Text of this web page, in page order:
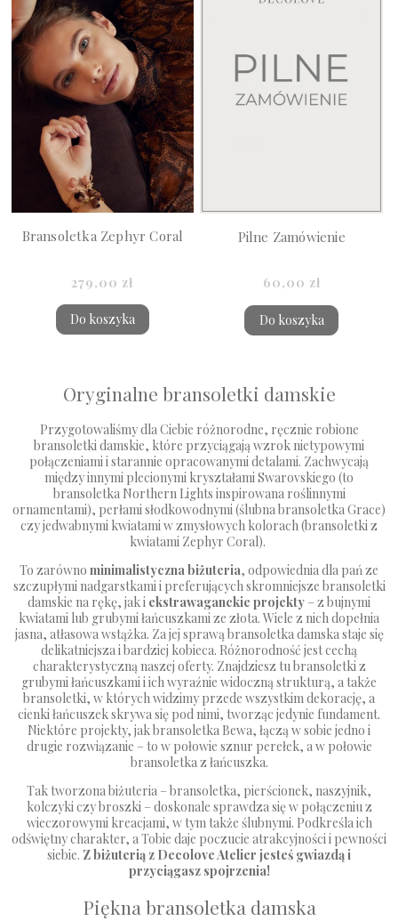
Bransoletka Zephyr Coral
279,00 zł
Do koszyka
Pilne Zamówienie
60,00 zł
Do koszyka
Oryginalne bransoletki damskie
Przygotowaliśmy dla Ciebie różnorodne, ręcznie robione
bransoletki damskie, które przyciągają wzrok nietypowymi
połączeniami i starannie opracowanymi detalami. Zachwycają
między innymi plecionymi kryształami Swarovskiego (to
bransoletka Northern Lights inspirowana roślinnymi
ornamentami), perłami słodkowodnymi (ślubna bransoletka Grace)
czy jedwabnymi kwiatami w zmysłowych kolorach (bransoletki z
kwiatami Zephyr Coral).
To zarówno minimalistyczna biżuteria, odpowiednia dla pań ze
szczupłymi nadgarstkami i preferujących skromniejsze bransoletki
damskie na rękę, jak i ekstrawaganckie projekty – z bujnymi
kwiatami lub grubymi łańcuszkami ze złota. Wiele z nich dopełnia
jasna, atłasowa wstążka. Za jej sprawą bransoletka damska staje się
delikatniejsza i bardziej kobieca. Różnorodność jest cechą
charakterystyczną naszej oferty. Znajdziesz tu bransoletki z
grubymi łańcuszkami i ich wyraźnie widoczną strukturą, a także
bransoletki, w których widzimy przede wszystkim dekorację, a
cienki łańcuszek skrywa się pod nimi, tworząc jedynie fundament.
Niektóre projekty, jak bransoletka Bewa, łączą w sobie jedno i
drugie rozwiązanie – to w połowie sznur perełek, a w połowie
bransoletka z łańcuszka.
Tak tworzona biżuteria – bransoletka, pierścionek, naszyjnik,
kolczyki czy broszki – doskonale sprawdza się w połączeniu z
wieczorowymi kreacjami, w tym także ślubnymi. Podkreśla ich
odświętny charakter, a Tobie daje poczucie atrakcyjności i pewności
siebie. Z biżuterią z Decolove Atelier jesteś gwiazdą i
przyciągasz spojrzenia!
Piękna bransoletka damska